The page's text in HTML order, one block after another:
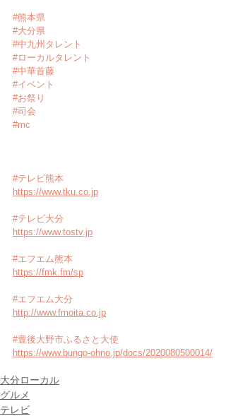
#熊本県
#大分県
#中九州タレント
#ローカルタレント
#中華首藤
#イベント
#お祭り
#司会
#mc
#テレビ熊本
https://www.tku.co.jp
#テレビ大分
https://www.tostv.jp
#エフエム熊本
https://fmk.fm/sp
#エフエム大分
http://www.fmoita.co.jp
#豊後大野市ふるさと大使
https://www.bungo-ohno.jp/docs/2020080500014/
大分ローカル
グルメ
テレビ